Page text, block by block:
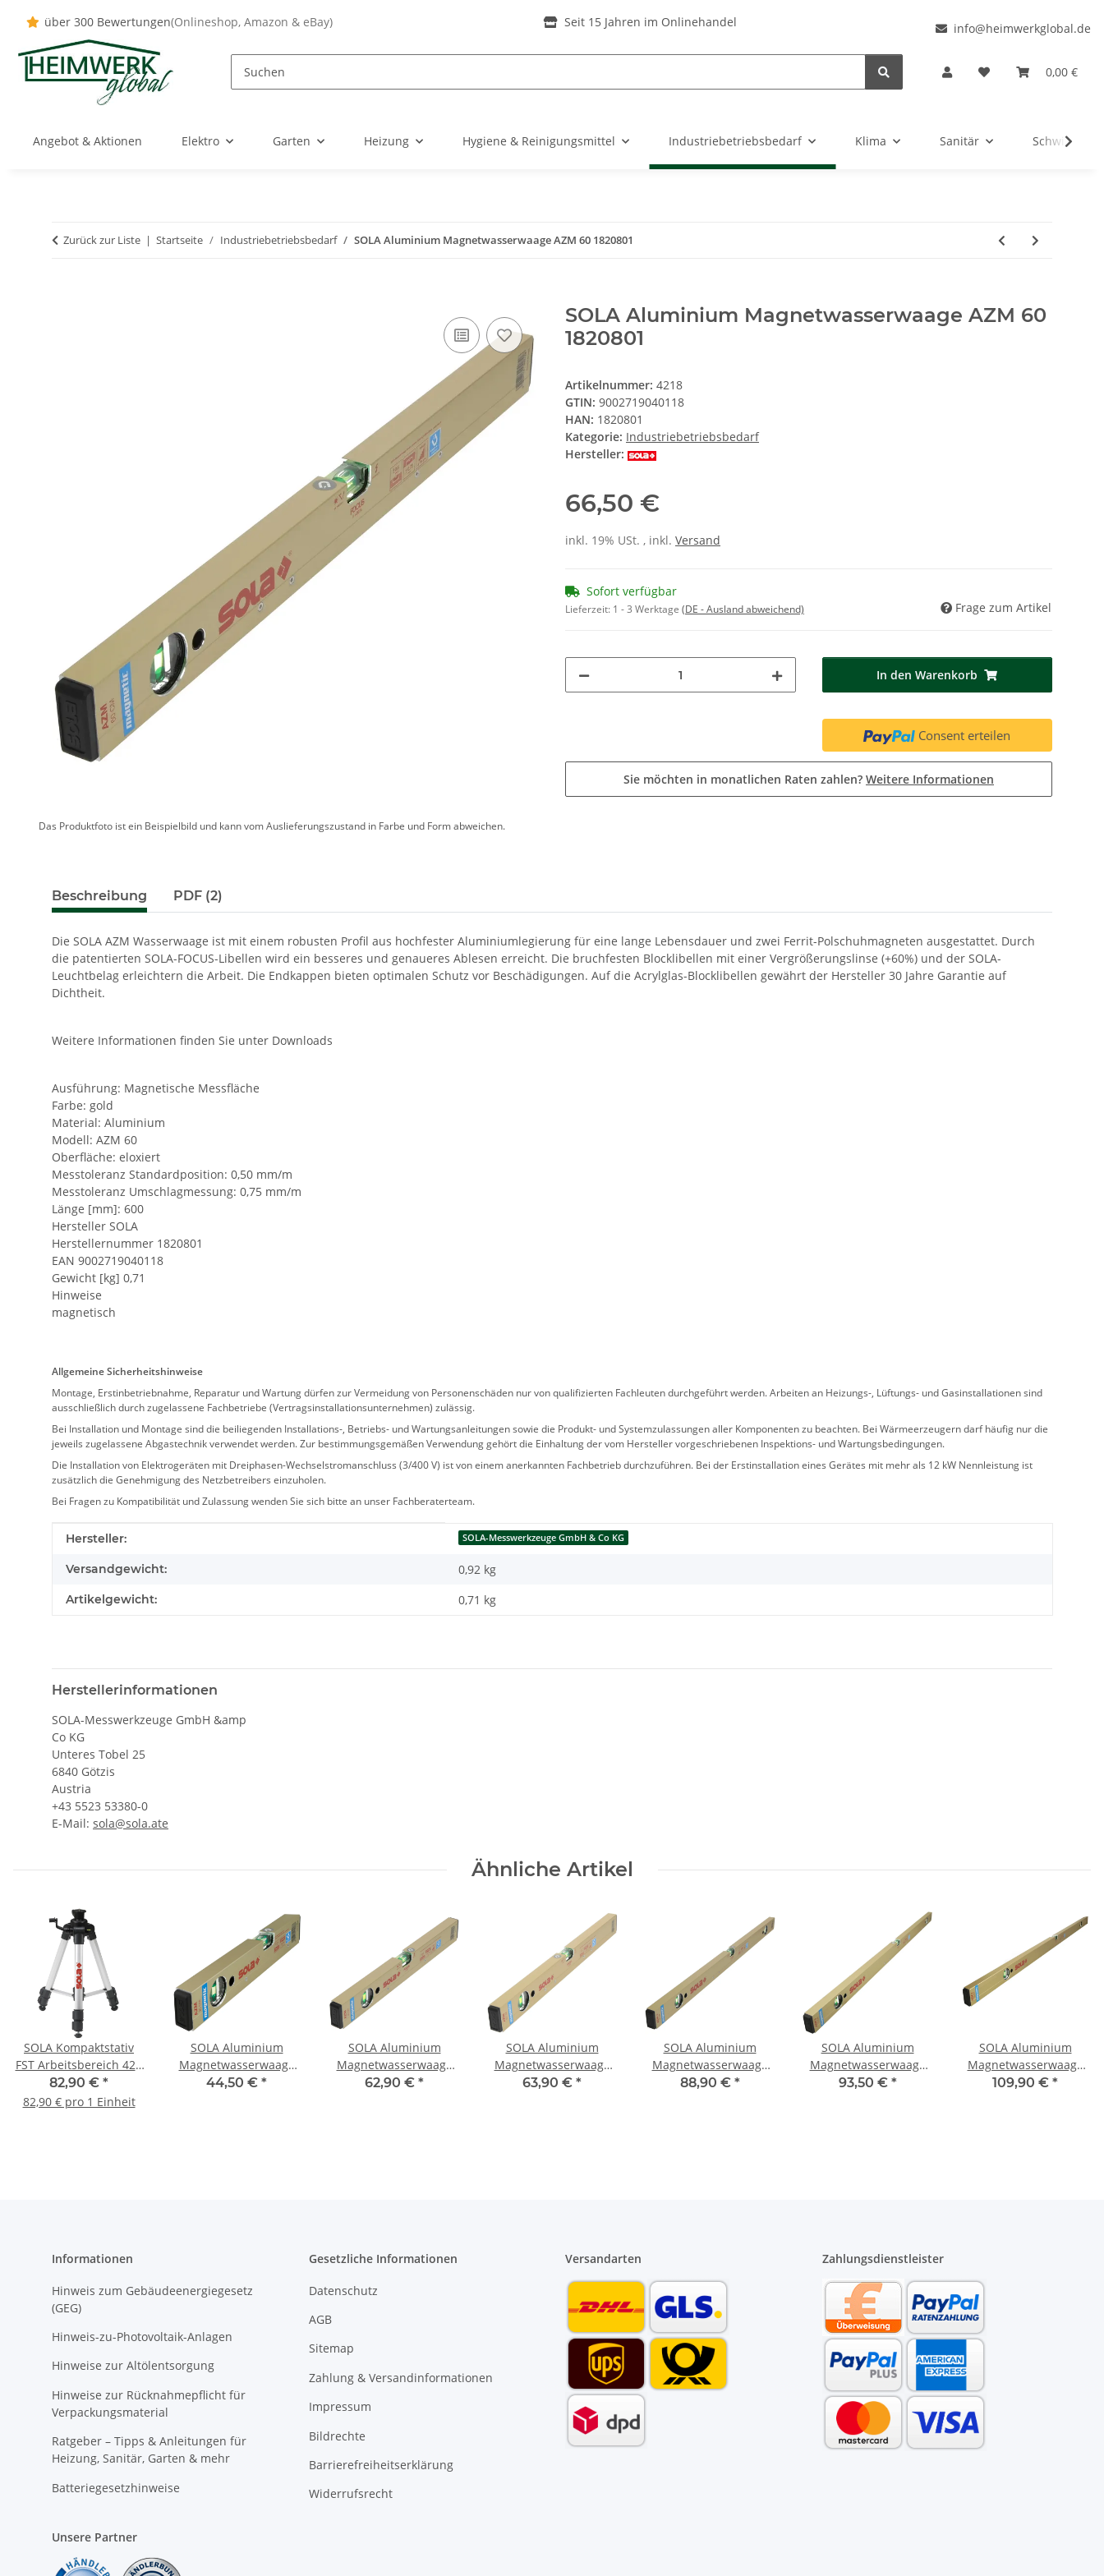
über 300 Bewertungen(Onlineshop, Amazon & eBay) Seit 15 Jahren im Onlinehandel info@heimwerkglobal.de
0,00 €
Angebot & Aktionen Elektro Garten Heizung Hygiene & Reinigungsmittel Industriebetriebsbedarf Klima Sanitär
Zurück zur Liste Startseite Industriebetriebsbedarf SOLA Aluminium Magnetwasserwaage AZM 60 1820801
Das Produktfoto ist ein Beispielbild und kann vom Auslieferungszustand in Farbe und Form abweichen.
SOLA Aluminium Magnetwasserwaage AZM 60
1820801
Artikelnummer: 4218
GTIN: 9002719040118
HAN: 1820801
Kategorie: Industriebetriebsbedarf
Hersteller:
66,50 €
inkl. 19% USt. , inkl. Versand
Sofort verfügbar
Lieferzeit: 1 - 3 Werktage (DE - Ausland abweichend) Frage zum Artikel
In den Warenkorb
Consent erteilen
Sie möchten in monatlichen Raten zahlen? Weitere Informationen
Beschreibung PDF (2)
Die SOLA AZM Wasserwaage ist mit einem robusten Profil aus hochfester Aluminiumlegierung für eine lange Lebensdauer und zwei Ferrit-Polschuhmagneten ausgestattet. Durch
die patentierten SOLA-FOCUS-Libellen wird ein besseres und genaueres Ablesen erreicht. Die bruchfesten Blocklibellen mit einer Vergrößerungslinse (+60%) und der SOLA-
Leuchtbelag erleichtern die Arbeit. Die Endkappen bieten optimalen Schutz vor Beschädigungen. Auf die Acrylglas-Blocklibellen gewährt der Hersteller 30 Jahre Garantie auf
Dichtheit.
Weitere Informationen finden Sie unter Downloads
Ausführung: Magnetische Messfläche
Farbe: gold
Material: Aluminium
Modell: AZM 60
Oberfläche: eloxiert
Messtoleranz Standardposition: 0,50 mm/m
Messtoleranz Umschlagmessung: 0,75 mm/m
Länge [mm]: 600
Hersteller SOLA
Herstellernummer 1820801
EAN 9002719040118
Gewicht [kg] 0,71
Hinweise
magnetisch
Allgemeine Sicherheitshinweise
Montage, Erstinbetriebnahme, Reparatur und Wartung dürfen zur Vermeidung von Personenschäden nur von qualifizierten Fachleuten durchgeführt werden. Arbeiten an Heizungs-, Lüftungs- und Gasinstallationen sind
ausschließlich durch zugelassene Fachbetriebe (Vertragsinstallationsunternehmen) zulässig.
Bei Installation und Montage sind die beiliegenden Installations-, Betriebs- und Wartungsanleitungen sowie die Produkt- und Systemzulassungen aller Komponenten zu beachten. Bei Wärmeerzeugern darf häufig nur die
jeweils zugelassene Abgastechnik verwendet werden. Zur bestimmungsgemäßen Verwendung gehört die Einhaltung der vom Hersteller vorgeschriebenen Inspektions- und Wartungsbedingungen.
Die Installation von Elektrogeräten mit Dreiphasen-Wechselstromanschluss (3/400 V) ist von einem anerkannten Fachbetrieb durchzuführen. Bei der Erstinstallation eines Gerätes mit mehr als 12 kW Nennleistung ist
zusätzlich die Genehmigung des Netzbetreibers einzuholen.
Bei Fragen zu Kompatibilität und Zulassung wenden Sie sich bitte an unser Fachberaterteam.
Produkteigenschaft
Wert
Hersteller: SOLA-Messwerkzeuge GmbH & Co KG
Versandgewicht: 0,92 kg
Artikelgewicht: 0,71 kg
Herstellerinformationen
SOLA-Messwerkzeuge GmbH &amp
Co KG
Unteres Tobel 25
6840 Götzis
Austria
+43 5523 53380-0
E-Mail: sola@sola.ate
Ähnliche Artikel
SOLA Kompaktstativ
FST Arbeitsbereich 42 -
120cm 71121701
82,90 € *
82,90 € pro 1 Einheit
SOLA Aluminium
Magnetwasserwaage
AZM 30 1820301
44,50 € *
SOLA Aluminium
Magnetwasserwaage
AZM 40 1820501
62,90 € *
SOLA Aluminium
Magnetwasserwaage
AZM 50 1820701
63,90 € *
SOLA Aluminium
Magnetwasserwaage
AZM 3 80 1823101
88,90 € *
SOLA Aluminium
Magnetwasserwaage
AZM 3 100 1823301
93,50 € *
SOLA Aluminium
Magnetwasserwaage
AZM 3 120 1823401
109,90 € *
Informationen
Hinweis zum Gebäudeenergiegesetz
(GEG)
Hinweis-zu-Photovoltaik-Anlagen
Hinweise zur Altölentsorgung
Hinweise zur Rücknahmepflicht für
Verpackungsmaterial
Ratgeber – Tipps & Anleitungen für
Heizung, Sanitär, Garten & mehr
Batteriegesetzhinweise
Gesetzliche Informationen
Datenschutz
AGB
Sitemap
Zahlung & Versandinformationen
Impressum
Bildrechte
Barrierefreiheitserklärung
Widerrufsrecht
Versandarten Zahlungsdienstleister
Unsere Partner